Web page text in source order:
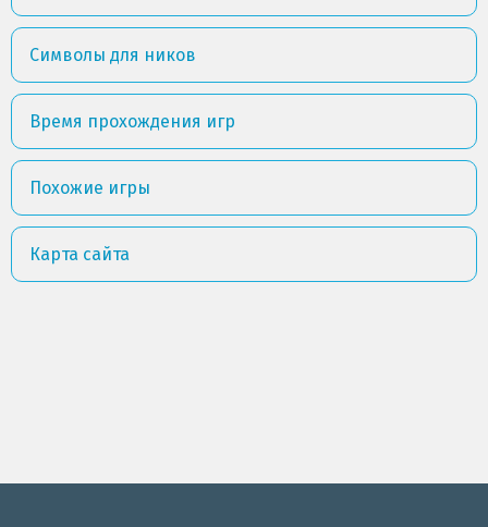
Символы для ников
Время прохождения игр
Похожие игры
Карта сайта